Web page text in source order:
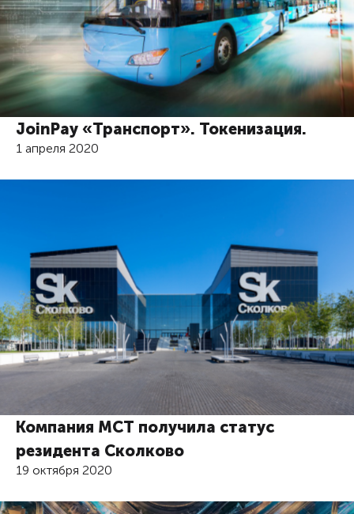
JoinPay «Транспорт». Токенизация.
1 апреля 2020
Компания МСТ получила статус
резидента Сколково
19 октября 2020